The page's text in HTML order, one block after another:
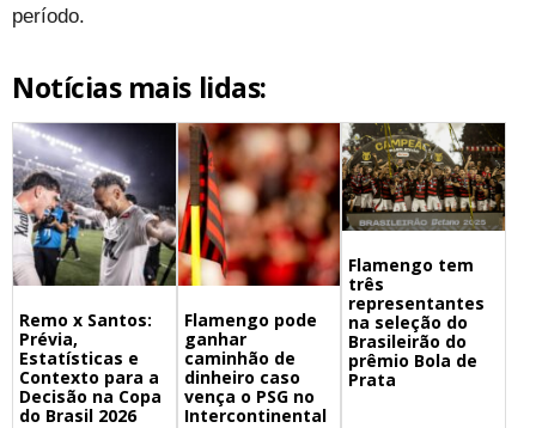
período.
Notícias mais lidas:
Remo x Santos:
Prévia,
Estatísticas e
Contexto para a
Decisão na Copa
do Brasil 2026
Flamengo pode
ganhar
caminhão de
dinheiro caso
vença o PSG no
Intercontinental
Flamengo tem
três
representantes
na seleção do
Brasileirão do
prêmio Bola de
Prata